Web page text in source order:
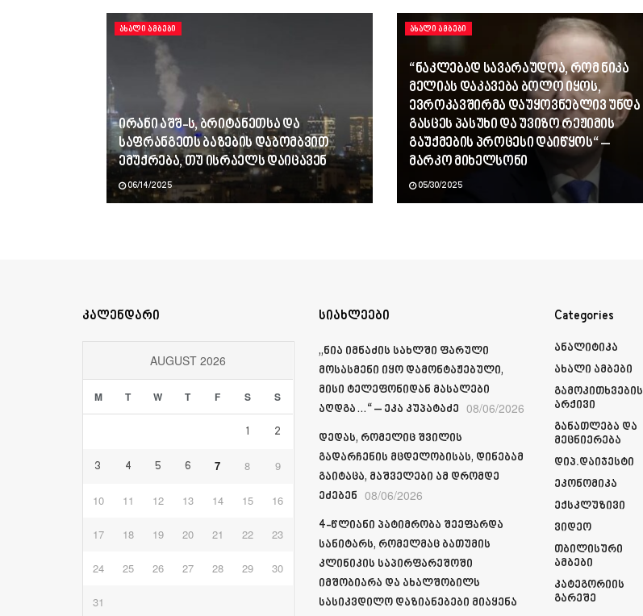
ᲐᲮᲐᲚᲘ ᲐᲛᲑᲔᲑᲘ
ირანი აშშ-ს, ბრიტანეთსა და
საფრანგეთს ბაზების დაბომბვით
ემუქრება, თუ ისრაელს დაიცავენ
06/14/2025
ᲐᲮᲐᲚᲘ ᲐᲛᲑᲔᲑᲘ
“ნაკლებად სავარაუდოა, რომ ნიკა
მელიას დაკავება ბოლო იყოს,
ევროკავშირმა დაუყოვნებლივ უნდა
გასცეს პასუხი და უვიზო რეჟიმის
გაუქმების პროცესი დაიწყოს“ –
მარკო მიხელსონი
05/30/2025
კალენდარი
AUGUST 2026
M T W T F S S
1 2
3 4 5 6 7 8 9
10 11 12 13 14 15 16
17 18 19 20 21 22 23
24 25 26 27 28 29 30
31
სიახლეები
„ნია იმნაძის სახლში ფარული
მოსასმენი იყო დამონტაჟებული,
მისი ტელეფონიდან მასალები
აღდგა…“ – ეკა კუპატაძე 08/06/2026
დედას, რომელიც შვილის
გადარჩენის მცდელობისას, დინებამ
გაიტაცა, მაშველები ამ დრომდე
ეძებენ 08/06/2026
4-წლიანი პატიმრობა შეეფარდა
სანიტარს, რომელმაც ბათუმის
კლინიკის საპირფარეშოში
იმშობიარა და ახალშობილს
სასიკვდილო დაზიანებები მიაყენა
Categories
Ანალიტიკა
Ახალი Ამბები
Გამოკითხვების
Არქივი
Განათლება Და
Მეცნიერება
Დიპ.დაიჯესტი
Ეკონომიკა
Ექსკლუზივი
Ვიდეო
Თბილისური
Ამბები
Კატეგორიის
Გარეშე